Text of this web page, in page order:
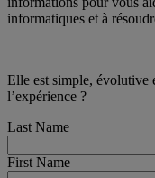
informatiques et à
Elle est simple, évolutive
l’expérience ?
Last Name
First Name